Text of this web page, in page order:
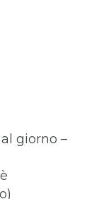
giorno –